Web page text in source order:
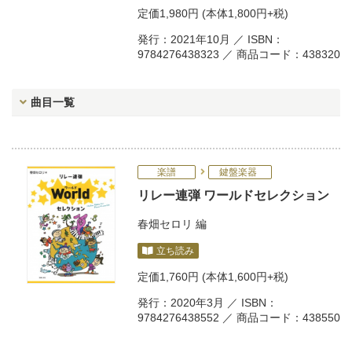
定価1,980円 (本体1,800円+税)
発行：2021年10月 ／ ISBN：
9784276438323 ／ 商品コード：438320
曲目一覧
楽譜 鍵盤楽器
リレー連弾 ワールドセレクション
春畑セロリ 編
立ち読み
定価1,760円 (本体1,600円+税)
発行：2020年3月 ／ ISBN：
9784276438552 ／ 商品コード：438550